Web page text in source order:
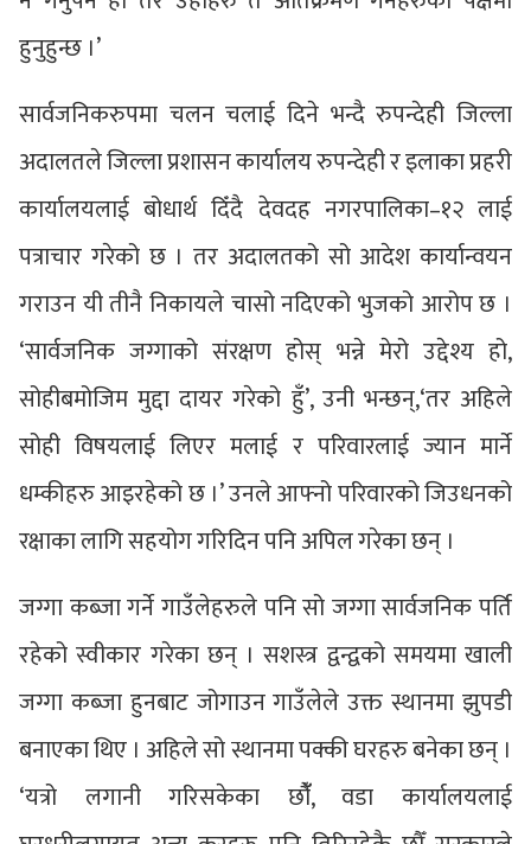
हुनुहुन्छ ।’
सार्वजनिकरुपमा चलन चलाई दिने भन्दै रुपन्देही जिल्ला
अदालतले जिल्ला प्रशासन कार्यालय रुपन्देही र इलाका प्रहरी
कार्यालयलाई बोधार्थ दिँदै देवदह नगरपालिका–१२ लाई
पत्राचार गरेको छ । तर अदालतको सो आदेश कार्यान्वयन
गराउन यी तीनै निकायले चासो नदिएको भुजको आरोप छ ।
‘सार्वजनिक जग्गाको संरक्षण होस् भन्ने मेरो उद्देश्य हो,
सोहीबमोजिम मुद्दा दायर गरेको हुँ’, उनी भन्छन्,‘तर अहिले
सोही विषयलाई लिएर मलाई र परिवारलाई ज्यान मार्ने
धम्कीहरु आइरहेको छ ।’ उनले आफ्नो परिवारको जिउधनको
रक्षाका लागि सहयोग गरिदिन पनि अपिल गरेका छन् ।
जग्गा कब्जा गर्ने गाउँलेहरुले पनि सो जग्गा सार्वजनिक पर्ति
रहेको स्वीकार गरेका छन् । सशस्त्र द्वन्द्वको समयमा खाली
जग्गा कब्जा हुनबाट जोगाउन गाउँलेले उक्त स्थानमा झुपडी
बनाएका थिए । अहिले सो स्थानमा पक्की घरहरु बनेका छन् ।
‘यत्रो लगानी गरिसकेका छौंँ, वडा कार्यालयलाई